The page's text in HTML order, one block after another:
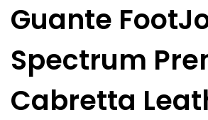
Guante
Spectrum
Cabretta